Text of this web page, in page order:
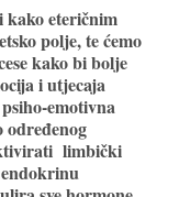
kako eteričnim
polje, te ćemo
kako bi bolje
i utjecaja
emotivna
limbički